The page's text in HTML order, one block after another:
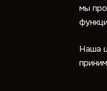
мы
Наша